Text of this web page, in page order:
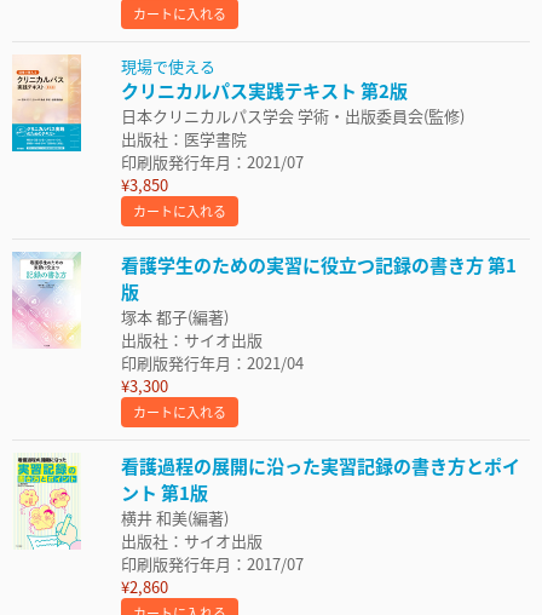
カートに入れる
現場で使える
クリニカルパス実践テキスト 第2版
日本クリニカルパス学会 学術・出版委員会(監修)
出版社：医学書院
印刷版発行年月：2021/07
¥3,850
カートに入れる
看護学生のための実習に役立つ記録の書き方 第1
版
塚本 都子(編著)
出版社：サイオ出版
印刷版発行年月：2021/04
¥3,300
カートに入れる
看護過程の展開に沿った実習記録の書き方とポイ
ント 第1版
横井 和美(編著)
出版社：サイオ出版
印刷版発行年月：2017/07
¥2,860